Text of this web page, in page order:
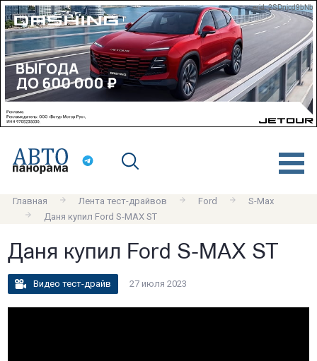
erid: 2SDnjcd9bNb
Главная Лента тест-драйвов Ford
S-Max
Даня купил Ford S-MAX ST
Даня купил Ford S-MAX ST
Видео тест-драйв 27 июля 2023